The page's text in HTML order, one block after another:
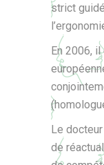
strict
En 2006,
Le
de